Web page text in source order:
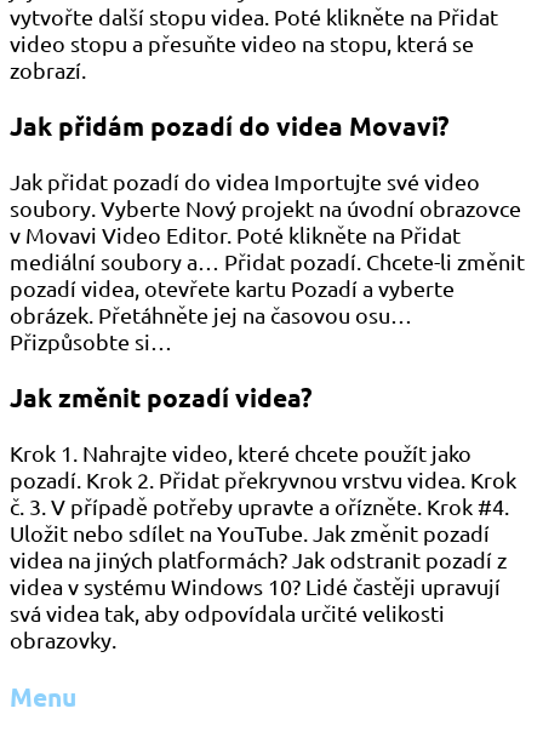
vytvořte další stopu videa. Poté klikněte na Přidat
video stopu a přesuňte video na stopu, která se
zobrazí.
Jak přidám pozadí do videa Movavi?
Jak přidat pozadí do videa Importujte své video
soubory. Vyberte Nový projekt na úvodní obrazovce
v Movavi Video Editor. Poté klikněte na Přidat
mediální soubory a… Přidat pozadí. Chcete-li změnit
pozadí videa, otevřete kartu Pozadí a vyberte
obrázek. Přetáhněte jej na časovou osu…
Přizpůsobte si…
Jak změnit pozadí videa?
Krok 1. Nahrajte video, které chcete použít jako
pozadí. Krok 2. Přidat překryvnou vrstvu videa. Krok
č. 3. V případě potřeby upravte a ořízněte. Krok #4.
Uložit nebo sdílet na YouTube. Jak změnit pozadí
videa na jiných platformách? Jak odstranit pozadí z
videa v systému Windows 10? Lidé častěji upravují
svá videa tak, aby odpovídala určité velikosti
obrazovky.
Menu